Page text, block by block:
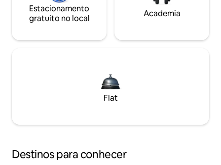
Estacionamento
gratuito no local
Academia
Flat
Destinos para conhecer